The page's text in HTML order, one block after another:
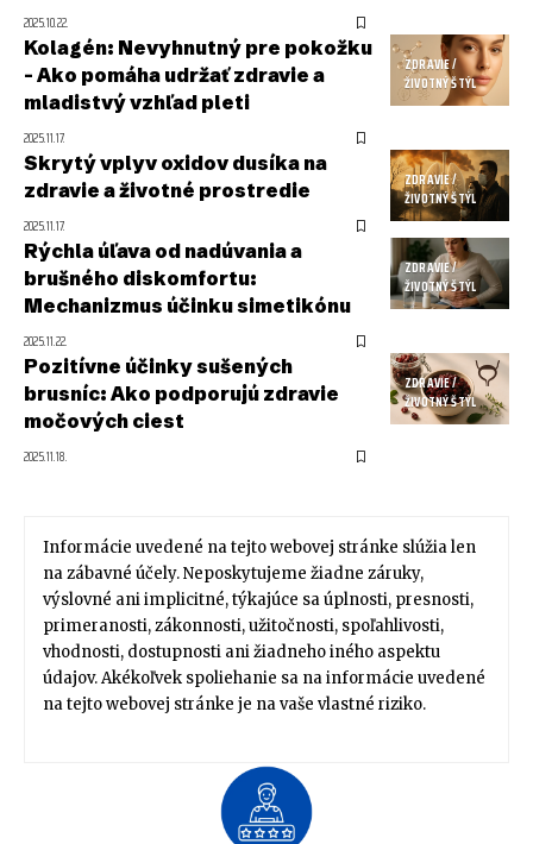
2025.10.22.
ZDRAVIE /
ŽIVOTNÝ ŠTÝL
Kolagén: Nevyhnutný pre pokožku
– Ako pomáha udržať zdravie a
mladistvý vzhľad pleti
2025.11.17.
ZDRAVIE /
ŽIVOTNÝ ŠTÝL
Skrytý vplyv oxidov dusíka na
zdravie a životné prostredie
2025.11.17.
ZDRAVIE /
ŽIVOTNÝ ŠTÝL
Rýchla úľava od nadúvania a
brušného diskomfortu:
Mechanizmus účinku simetikónu
2025.11.22.
ZDRAVIE /
ŽIVOTNÝ ŠTÝL
Pozitívne účinky sušených
brusníc: Ako podporujú zdravie
močových ciest
2025.11.18.
Informácie uvedené na tejto webovej stránke slúžia len
na zábavné účely. Neposkytujeme žiadne záruky,
výslovné ani implicitné, týkajúce sa úplnosti, presnosti,
primeranosti, zákonnosti, užitočnosti, spoľahlivosti,
vhodnosti, dostupnosti ani žiadneho iného aspektu
údajov. Akékoľvek spoliehanie sa na informácie uvedené
na tejto webovej stránke je na vaše vlastné riziko.